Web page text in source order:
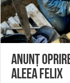
ANUNŢ OPRIRE
ANUNŢ OPRIRE APĂ
ANUNȚ
aleea Felix